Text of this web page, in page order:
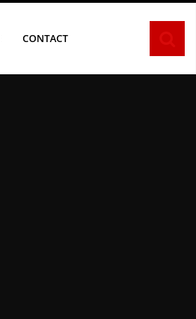
CONTACT